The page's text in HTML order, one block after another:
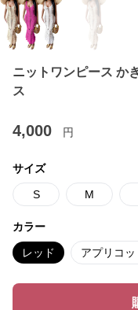
ニットワンピース か
ス
4,000 円
サイズ
S M
カラー
レッド アプリコッ